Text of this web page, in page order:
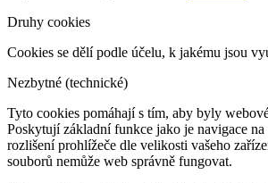
Druhy cookies
Cookies se dělí podle účelu, k jakému jsou
Nezbytné (technické)
Tyto cookies pomáhají s tím, aby byly
Poskytují základní funkce jako je navigace na
rozlišení prohlížeče dle velikosti vašeho
souborů nemůže web správně fungovat.